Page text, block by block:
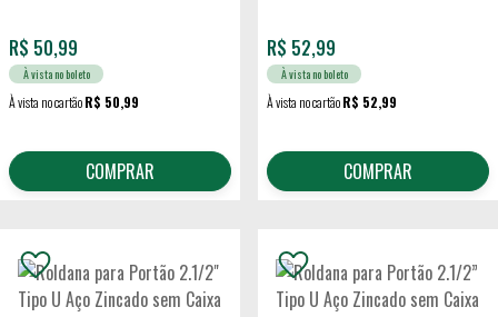
R$ 50,99
À vista no boleto
À vista no cartãoR$ 50,99
COMPRAR
R$ 52,99
À vista no boleto
À vista no cartãoR$ 52,99
COMPRAR